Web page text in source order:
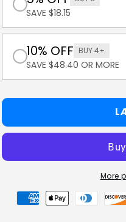
SAVE $18.15
10% OFF BUY 4+
SAVE $48.40 OR MORE
More
Betalingsmetoder